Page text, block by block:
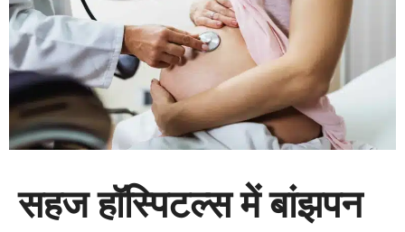
सहज हॉस्पिटल्स में बांझपन